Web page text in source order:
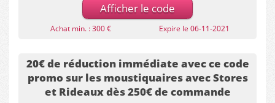
Afficher le code
Achat min. : 300 € Expire le 06-11-2021
20€ de réduction immédiate avec ce code
promo sur les moustiquaires avec Stores
et Rideaux dès 250€ de commande